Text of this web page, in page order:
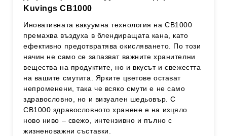
Kuvings CB1000
Иновативната вакуумна технология на CB1000
премахва въздуха в блендиращата кана, като
ефективно предотвратява окисляването. По този
начин не само се запазват важните хранителни
вещества на продуктите, но и вкусът и свежестта
на вашите смутита. Ярките цветове остават
непроменени, така че всяко смути е не само
здравословно, но и визуален шедьовър. С
CB1000 здравословното хранене е на изцяло
ново ниво – свежо, интензивно и пълно с
жизненоважни съставки.